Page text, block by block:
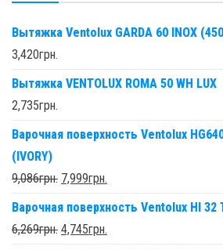
Вытяжка Ventolux GARDA 60 INOX
3,420грн.
Вытяжка VENTOLUX ROMA 50 WH LUX
2,735грн.
Варочная поверхность Ventolux
(IVORY)
9,086грн. 7,999грн.
Варочная поверхность Ventolux HI 32
6,269грн. 4,745грн.